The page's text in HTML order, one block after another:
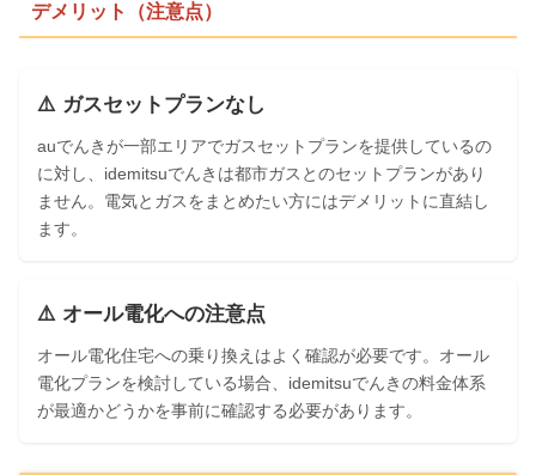
デメリット（注意点）
⚠️ ガスセットプランなし
auでんきが一部エリアでガスセットプランを提供しているの
に対し、idemitsuでんきは都市ガスとのセットプランがあり
ません。電気とガスをまとめたい方にはデメリットに直結し
ます。
⚠️ オール電化への注意点
オール電化住宅への乗り換えはよく確認が必要です。オール
電化プランを検討している場合、idemitsuでんきの料金体系
が最適かどうかを事前に確認する必要があります。